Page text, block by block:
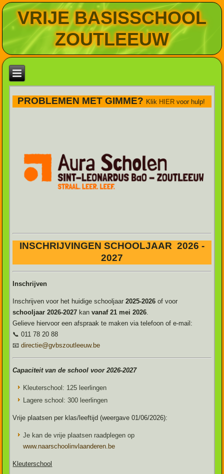
VRIJE BASISSCHOOL
ZOUTLEEUW
PROBLEMEN MET GIMME? Klik HIERvoor hulp!
INSCHRIJVINGEN SCHOOLJAAR 2026 -
2027
Inschrijven
Inschrijven voor het huidige schooljaar2025-2026 of voor
schooljaar 2026-2027 kanvanaf 21 mei 2026
Gelieve hiervoor een afspraak te maken via telefoon of e-mail:
📞 011 78 20 88
📧 directie@gvbszoutleeuw.be
Capaciteit van de school voor 2026-2027
Kleuterschool: 125 leerlingen
Lagere school: 300 leerlingen
Vrije plaatsen per klas/leeftijd (weergave 01/06/2026):
Je kan de vrije plaatsen raadplegen op
www.naarschoolinvlaanderen.be
Kleuterschool